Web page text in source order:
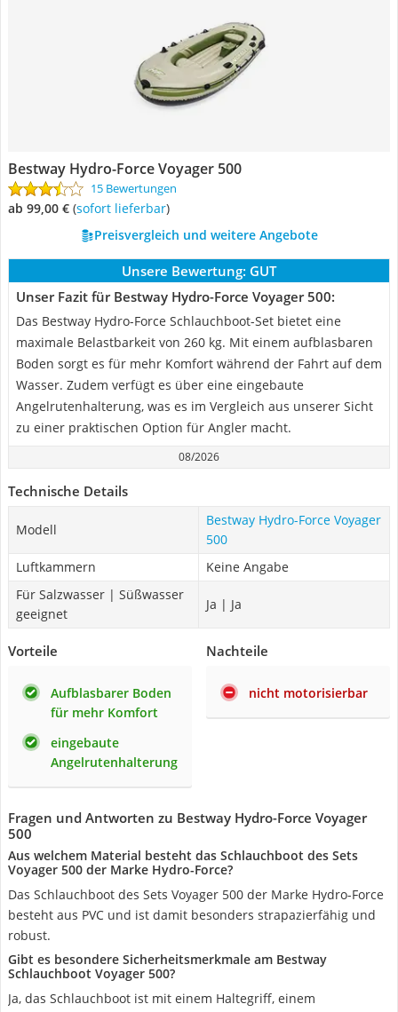
Bestway Hydro-Force Voyager 500
15 Bewertungen
ab 99,00 € ( Sofort lieferbar)
Preisvergleich und weitere Angebote
Unsere Bewertung: GUT
Unser Fazit für Bestway Hydro-Force Voyager 500:
Das Bestway Hydro-Force Schlauchboot-Set bietet eine
maximale Belastbarkeit von 260 kg. Mit einem aufblasbaren
Boden sorgt es für mehr Komfort während der Fahrt auf dem
Wasser. Zudem verfügt es über eine eingebaute
Angelrutenhalterung, was es im Vergleich aus unserer Sicht
zu einer praktischen Option für Angler macht.
08/2026
Technische Details
Modell
Bestway Hydro-Force Voyager
500
Luftkammern
Keine Angabe
Für Salzwasser | Süßwasser
geeignet
Ja | Ja
Vorteile
Aufblasbarer Boden
für mehr Komfort
eingebaute
Angelrutenhalterung
Nachteile
nicht motorisierbar
Fragen und Antworten zu Bestway Hydro-Force Voyager
500
Aus welchem Material besteht das Schlauchboot des Sets
Voyager 500 der Marke Hydro-Force?
Das Schlauchboot des Sets Voyager 500 der Marke Hydro-Force
besteht aus PVC und ist damit besonders strapazierfähig und
robust.
Gibt es besondere Sicherheitsmerkmale am Bestway
Schlauchboot Voyager 500?
Ja, das Schlauchboot ist mit einem Haltegriff, einem